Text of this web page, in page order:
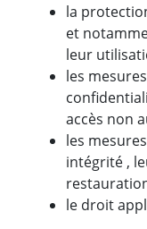
la
et
leur
les
accès non
les
intégrité ,
le droit